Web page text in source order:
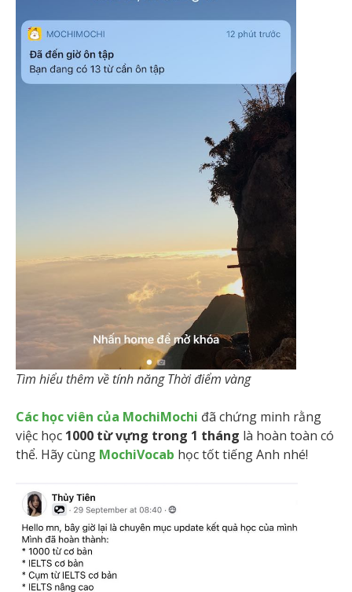
Tìm hiểu thêm về tính năng Thời điểm vàng
Các học viên của MochiMochi đã chứng minh rằng
việc học 1000 từ vựng trong 1 tháng là hoàn toàn có
thể. Hãy cùng MochiVocab học tốt tiếng Anh nhé!